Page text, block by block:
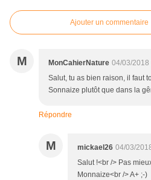
Ajouter un commentaire
M MonCahierNature 04/03/2018
Salut, tu as bien raison, il faut
Sonnaize plutôt que dans la
Répondre
M mickael26 04/03/
Salut !<br /> Pas
Monnaize<br /> A+ ;-)